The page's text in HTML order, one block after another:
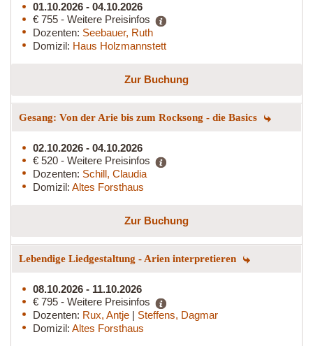
01.10.2026 - 04.10.2026
€ 755 - Weitere Preisinfos
Dozenten: Seebauer, Ruth
Domizil: Haus Holzmannstett
Zur Buchung
Gesang: Von der Arie bis zum Rocksong - die Basics
02.10.2026 - 04.10.2026
€ 520 - Weitere Preisinfos
Dozenten: Schill, Claudia
Domizil: Altes Forsthaus
Zur Buchung
Lebendige Liedgestaltung - Arien interpretieren
08.10.2026 - 11.10.2026
€ 795 - Weitere Preisinfos
Dozenten: Rux, Antje | Steffens, Dagmar
Domizil: Altes Forsthaus